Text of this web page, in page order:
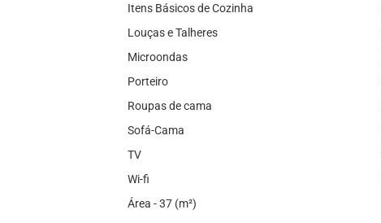
Itens Básicos de Cozinha
Louças e Talheres
Microondas
Porteiro
Roupas de cama
Sofá-Cama
TV
Wi-fi
Área - 37 (m²)